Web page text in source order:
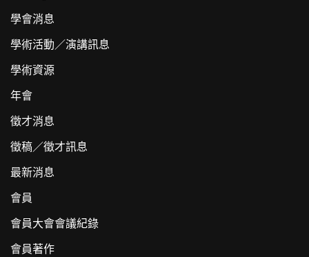
學會消息
學術活動／演講訊息
學術資源
年會
徵才消息
徵稿／徵才訊息
最新消息
會員
會員大會會議紀錄
會員著作